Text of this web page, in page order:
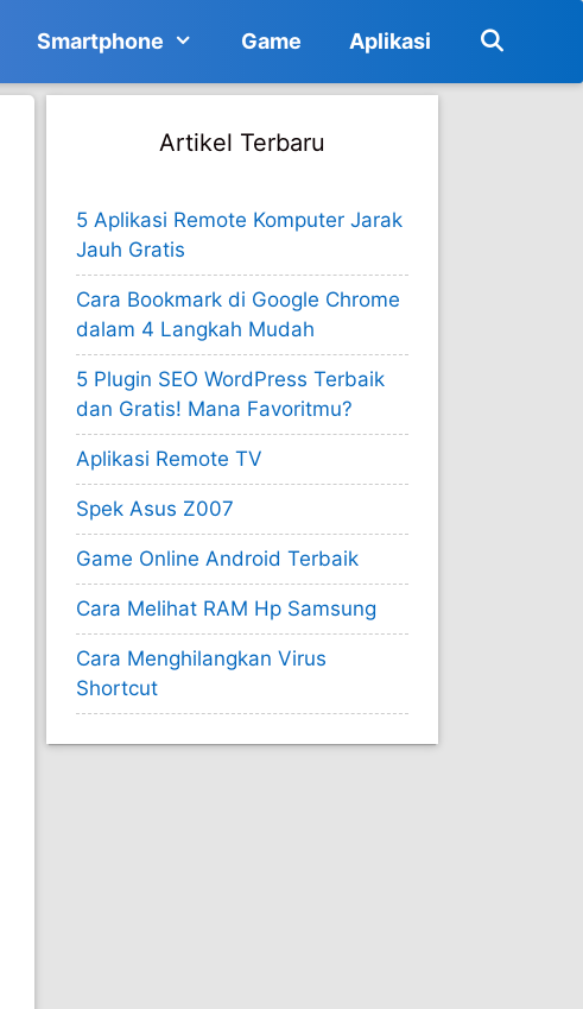
Smartphone Game Aplikasi
Artikel Terbaru
5 Aplikasi Remote Komputer Jarak
Jauh Gratis
Cara Bookmark di Google Chrome
dalam 4 Langkah Mudah
5 Plugin SEO WordPress Terbaik
dan Gratis! Mana Favoritmu?
Aplikasi Remote TV
Spek Asus Z007
Game Online Android Terbaik
Cara Melihat RAM Hp Samsung
Cara Menghilangkan Virus
Shortcut